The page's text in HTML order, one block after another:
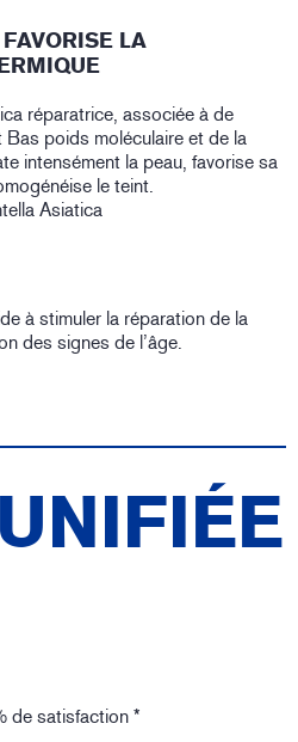
LA
réparatrice, associée à de
Bas poids moléculaire et de la
intensément la peau, favorise sa
le teint.
Asiatica
à stimuler la réparation de la
des signes de l’âge.
de satisfaction *